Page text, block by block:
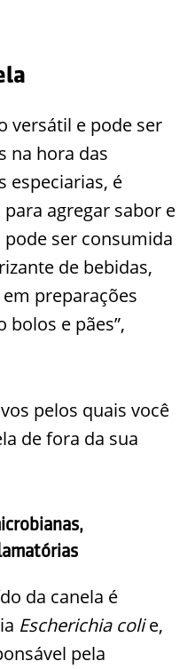
versátil e pode ser
na hora das
especiarias, é
agregar sabor e
pode ser consumida
de bebidas,
preparações
bolos e pães”,
pelos quais você
de fora da sua
da canela é
Escherichia colie,
pela